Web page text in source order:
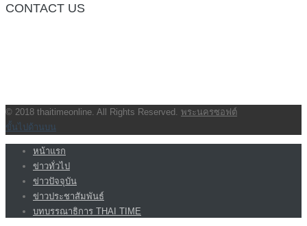
CONTACT US
© 2018 thaitimeonline. All Rights Reserved. พระนครซอฟต์
ขั้นไปด้านบน
หน้าแรก
ข่าวทั่วไป
ข่าวปัจจุบัน
ข่าวประชาสัมพันธ์
บทบรรณาธิการ THAI TIME